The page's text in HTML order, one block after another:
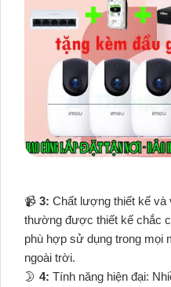
📹 3: Chất lượng thiết kế và
thường được thiết kế chắc
phù hợp sử dụng trong mọi
ngoài trời.
🌛 4: Tính năng hiện đại: